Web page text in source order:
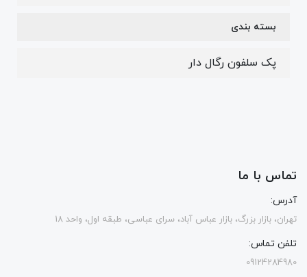
بسته بندی
پک سلفون رگال دار
تماس با ما
آدرس:
تهران، بازار بزرگ، بازار عباس آباد، سرای عباسی، طبقه اول، واحد 18
تلفن تماس:
09124284980